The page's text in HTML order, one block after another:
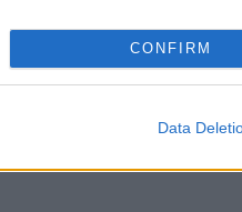
CONFIRM
Data